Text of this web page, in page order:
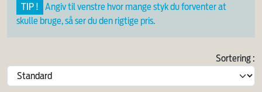
TIP !
Angiv til venstre hvor mange styk du forventer at
skulle bruge, så ser du den rigtige pris.
Sortering :